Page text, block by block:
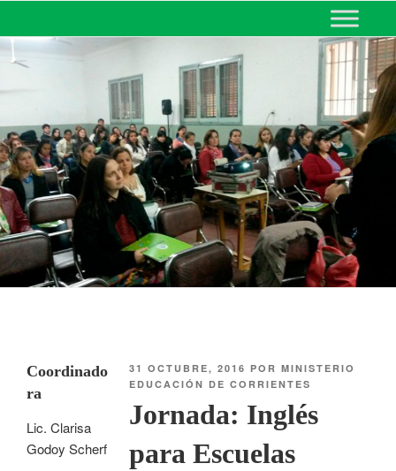
MINISTERIO DE EDUCACIÓN
DE CORRIENTES
31 OCTUBRE, 2016 PORMINISTERIO
EDUCACIÓN DE CORRIENTES
Jornada: Inglés
para Escuelas
Coordinado
ra
Lic. Clarisa
Godoy Scherf